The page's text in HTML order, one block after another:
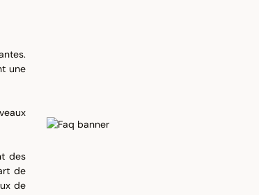
une
des
de
de